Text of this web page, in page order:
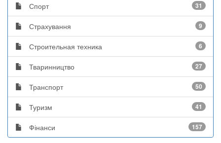
Спорт 31
Страхування 9
Строительная техника 6
Тваринництво 27
Транспорт 50
Туризм 41
Фінанси 157